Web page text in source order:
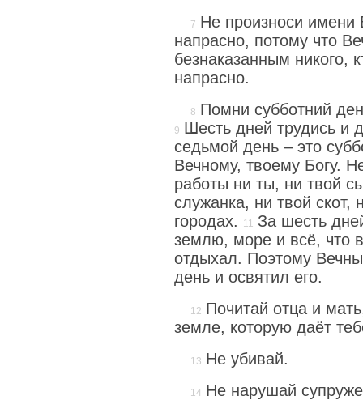
Не произноси имени
напрасно, потому что
безнаказанным никого,
напрасно.
Помни субботний
Шесть дней трудись и
седьмой день – это
Вечному, твоему Богу.
работы ни ты, ни твой
служанка, ни твой скот,
городах.
За шесть
землю, море и всё, что
отдыхал. Поэтому
день и освятил его.
Почитай отца и
земле, которую даёт
Не убивай.
Не нарушай